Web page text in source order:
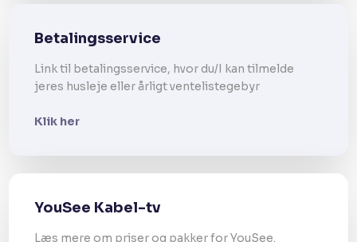
Betalingsservice
Link til betalingsservice, hvor du/I kan tilmelde
jeres husleje eller årligt ventelistegebyr​
Klik her
YouSee Kabel-tv
Læs mere om priser og pakker for YouSee.